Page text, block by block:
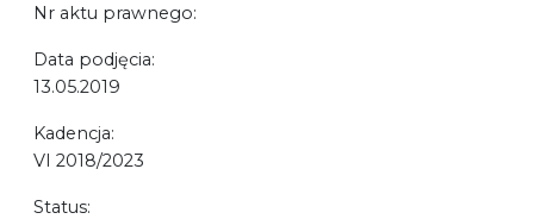
Nr aktu prawnego:
Data podjęcia:
13.05.2019
Kadencja:
VI 2018/2023
Status: